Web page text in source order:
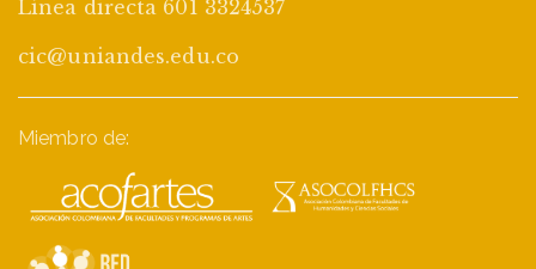
Línea directa 601 3324537
cic@uniandes.edu.co
Miembro de: